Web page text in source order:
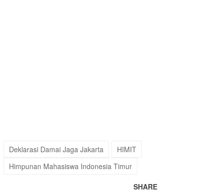
Deklarasi Damai Jaga Jakarta
HIMIT
Himpunan Mahasiswa Indonesia Timur
SHARE